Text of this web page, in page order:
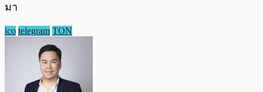
มา
ico telegram TON